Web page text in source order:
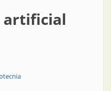
artificial